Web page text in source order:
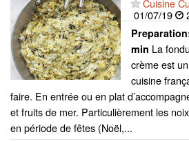
Cuisine
01/07/19
min La
crème est
cuisine
faire. En entrée ou en plat
et fruits de mer. Particulièrement les
en période de fêtes (Noël,...